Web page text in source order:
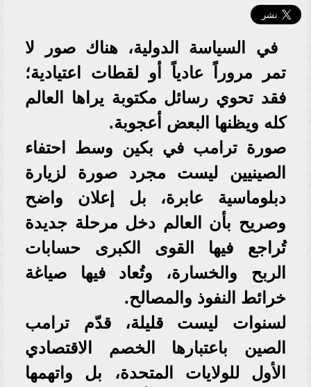
في السياسة الدولية، هناك صور لا
تمر مروراً عادياً أو لقطات اعتيادية؛
فقد تحوي رسائل مكتوبة يراها العالم
كله ويظنها البعض أعجوبة.
صورة ترامب في بكين وسط احتفاء
الصينيين ليست مجرد صورة لزيارة
دبلوماسية عابرة، بل إعلان واضح
وصريح بأن العالم دخل مرحلة جديدة
تُراجع فيها القوى الكبرى حسابات
الربح والخسارة، وتُعاد فيها صياغة
خرائط النفوذ والمصالح.
لسنوات ليست قليلة، قدّم ترامب
الصين باعتبارها الخصم الاقتصادي
الأول للولايات المتحدة، بل واتهمها